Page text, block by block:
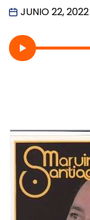
JUNIO 22, 2022